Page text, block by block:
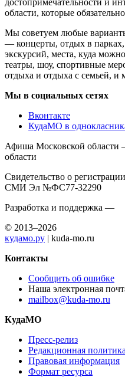
области, которые
Мы советуем любые
— концерты, отдых в парках,
экскурсий, места, куда
театры, шоу, спортивные
отдыха и отдыха с семьей, и
Мы в социальных сетях
Вконтакте
КудаМО в
Афиша Московской области
области
Свидетельство о регистрации
СМИ Эл №ФС77-32290
Разработка и поддержка —
© 2013–2026
кудамо.ру | kuda-mo.ru
Контакты
Сообщить об ошибке
Наша электронная
mailbox@kuda-mo.ru
КудаМО
Пресс-релиз
Редакционная политика
Правовая информация
Формат ресурса